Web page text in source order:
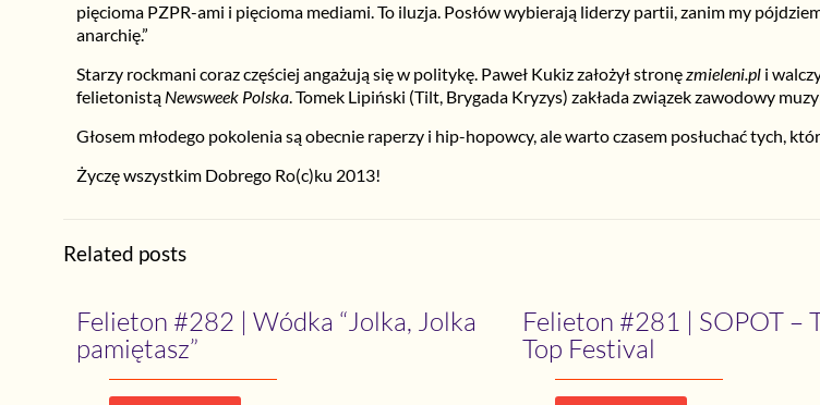
pięcioma PZPR-ami i pięcioma mediami. To iluzja. Posłów wybierają liderzy partii, zanim my
anarchię.”
Starzy rockmani coraz częściej angażują się w politykę. Paweł Kukiz założył stronęzmieleni.pl i
felietonistą Newsweek Polska. Tomek Lipiński (Tilt, Brygada Kryzys) zakłada związek zawodowy
Głosem młodego pokolenia są obecnie raperzy i hip-hopowcy, ale warto czasem posłuchać tych,
Życzę wszystkim Dobrego Ro(c)ku 2013!
Related posts
Felieton #282 | Wódka “Jolka, Jolka
pamiętasz”
Felieton #281 | SOPOT –
Top Festival